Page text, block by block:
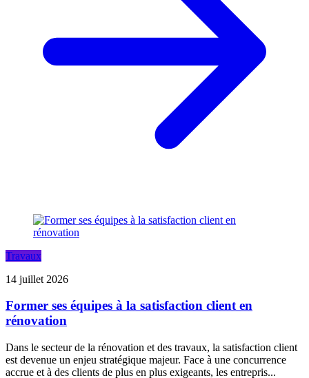
Travaux
14 juillet 2026
Former ses équipes à la satisfaction client en
rénovation
Dans le secteur de la rénovation et des travaux, la satisfaction client
est devenue un enjeu stratégique majeur. Face à une concurrence
accrue et à des clients de plus en plus exigeants, les entrepris...